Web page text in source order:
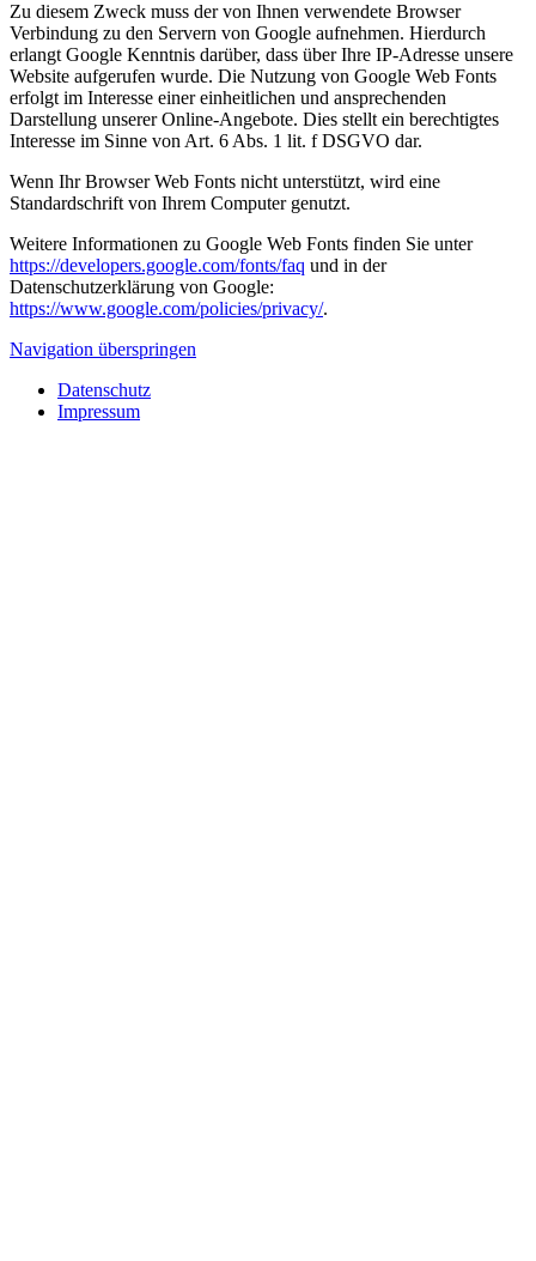
Zu diesem Zweck muss der von Ihnen verwendete Browser
Verbindung zu den Servern von Google aufnehmen. Hierdurch
erlangt Google Kenntnis darüber, dass über Ihre IP-Adresse unsere
Website aufgerufen wurde. Die Nutzung von Google Web Fonts
erfolgt im Interesse einer einheitlichen und ansprechenden
Darstellung unserer Online-Angebote. Dies stellt ein berechtigtes
Interesse im Sinne von Art. 6 Abs. 1 lit. f DSGVO dar.
Wenn Ihr Browser Web Fonts nicht unterstützt, wird eine
Standardschrift von Ihrem Computer genutzt.
Weitere Informationen zu Google Web Fonts finden Sie unter
https://developers.google.com/fonts/faq und in der
Datenschutzerklärung von Google:
https://www.google.com/policies/privacy/.
Navigation überspringen
Datenschutz
Impressum